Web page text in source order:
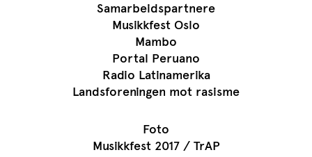
Samarbeidspartnere
Musikkfest Oslo
Mambo
Portal Peruano
Radio Latinamerika
Landsforeningen mot rasisme
Foto
Musikkfest 2017 / TrAP